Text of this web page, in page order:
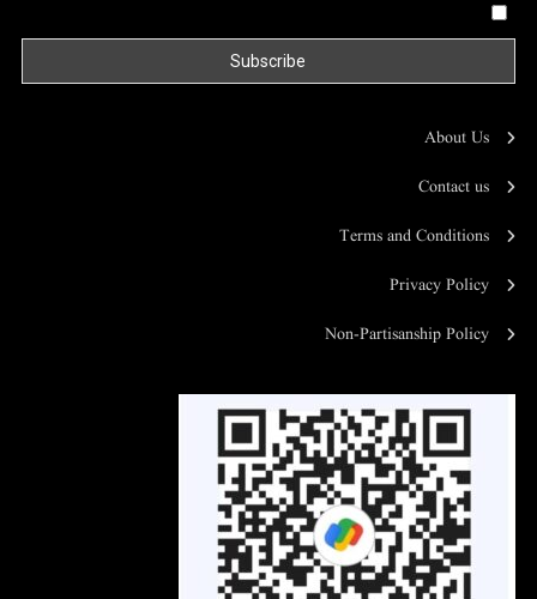
About Us
Contact us
Terms and Conditions
Privacy Policy
Non-Partisanship Policy